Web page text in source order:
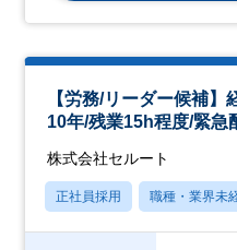
【労務/リーダー候補
10年/残業15h程度/緊急
株式会社セルート
正社員採用 職種・業界未